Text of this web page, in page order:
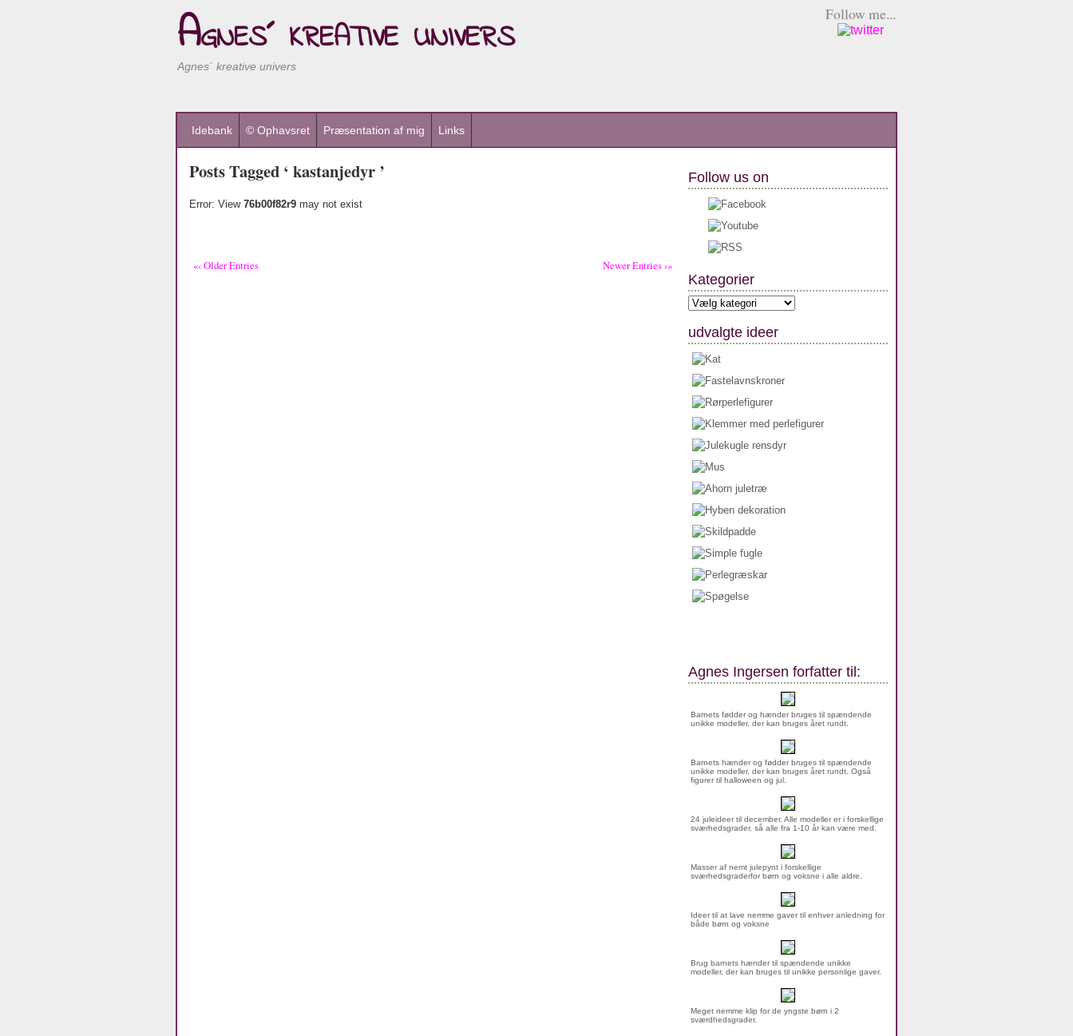
Follow me...
Agnes´ kreative univers
Agnes´ kreative univers
Idebank © Ophavsret Præsentation af mig Links
Posts Tagged ‘ kastanjedyr ’
Error: View 76b00f82r9 may not exist
«‹ Older Entries Newer Entries ›»
Follow us on
Kategorier
Kategorier
udvalgte ideer
Agnes Ingersen forfatter til:
Barnets fødder og hænder bruges til spændende
unikke modeller, der kan bruges året rundt.
Barnets hænder og fødder bruges til spændende
unikke modeller, der kan bruges året rundt. Også
figurer til halloween og jul.
24 juleideer til december. Alle modeller er i forskellige
sværhedsgrader, så alle fra 1-10 år kan være med.
Masser af nemt julepynt i forskellige
sværhedsgraderfor børn og voksne i alle aldre.
Ideer til at lave nemme gaver til enhver anledning for
både børn og voksne
Brug barnets hænder til spændende unikke
modeller, der kan bruges til unikke personlige gaver.
Meget nemme klip for de yngste børn i 2
sværdhedsgrader.